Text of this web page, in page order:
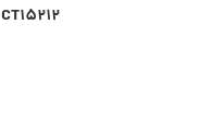
CT۱۵۲۱۲